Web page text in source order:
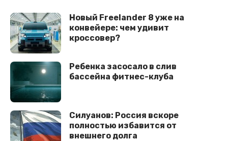
Новый Freelander 8 уже на
конвейере: чем удивит
кроссовер?
Ребенка засосало в слив
бассейна фитнес-клуба
Силуанов: Россия вскоре
полностью избавится от
внешнего долга